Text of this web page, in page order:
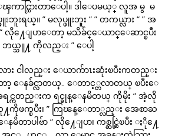
င္သြားတာေပါ့။ ဒါေပမယ့္ လူအ မွ မ
းရယ္။ ” မလုပ္ဖူးဘူး “ ” တကယ္လား “ ” အ
“ လို႔ေျပာေတာ့ မသိခ်င္ေယာင္ေဆာင္ၿပီး
ဘယ္သူ႔ ကိုလည္း ” ေပါ့
ား ငါလည္း ေယာက်ာၤးဆုံးၿပီးကတည္း
တာ့ ေနခ်င္လာတယ္.. ေတာင့္တလာတယ္ ၿပီးေ
ကတည္းက ရင္ခုန္ေနမိတယ္ ကိုမိုး “ အဲ့လို
ဖက္ၿပီး၊ ” ကြၽန္ေတာ္လည္း အေစာႀ
ာပါဗ်ာ “ လို႔ေျပာ၊ ကစ္ဆင္ဆြဲၿပီး ႏို႔ေ